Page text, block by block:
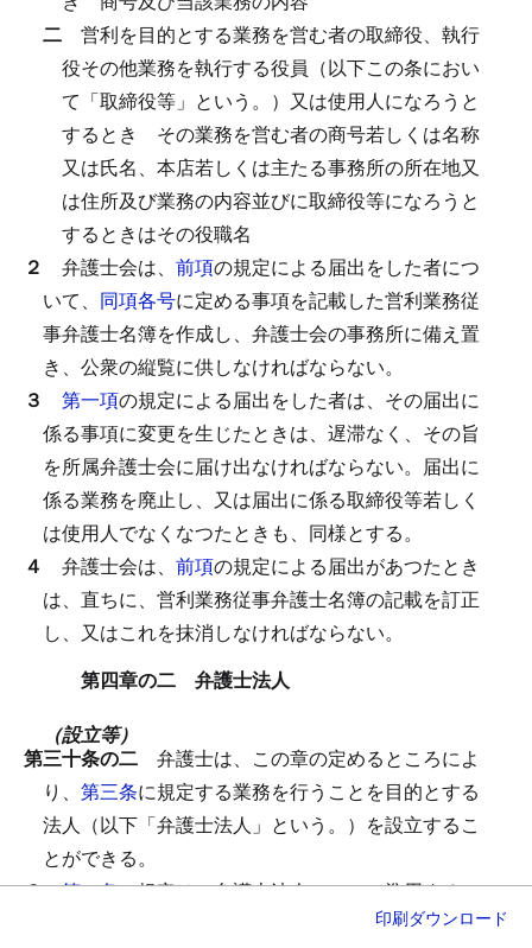
二 営利を目的とする業務を営む者の取締役、執行
役その他業務を執行する役員（以下この条におい
て「取締役等」という。）又は使用人になろうと
するとき
その業務を営む者の商号若しくは名称
又は氏名、本店若しくは主たる事務所の所在地又
は住所及び業務の内容並びに取締役等になろうと
するときはその役職名
２ 弁護士会は、 前項の規定による届出をした者につ
いて、 同項各号に定める事項を記載した営利業務従
事弁護士名簿を作成し、弁護士会の事務所に備え置
き、公衆の縦覧に供しなければならない。
３ 第一項の規定による届出をした者は、その届出に
係る事項に変更を生じたときは、遅滞なく、その旨
を所属弁護士会に届け出なければならない。 届出に
係る業務を廃止し、又は届出に係る取締役等若しく
は使用人でなくなつたときも、同様とする。
４ 弁護士会は、 前項の規定による届出があつたとき
は、直ちに、営利業務従事弁護士名簿の記載を訂正
し、又はこれを抹消しなければならない。
第四章の二 弁護士法人
（設立等）
第三十条の二 弁護士は、この章の定めるところによ
り、 第三条に規定する業務を行うことを目的とする
法人（以下「弁護士法人」という。）を設立するこ
とができる。
２第一条の規定は、弁護士法人について準用する。
印刷ダウンロード